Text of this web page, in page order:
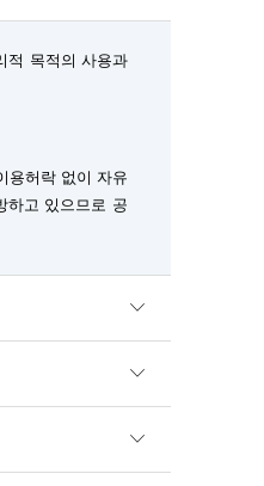
적 목적의 사용과
용허락 없이 자유
하고 있으므로 공